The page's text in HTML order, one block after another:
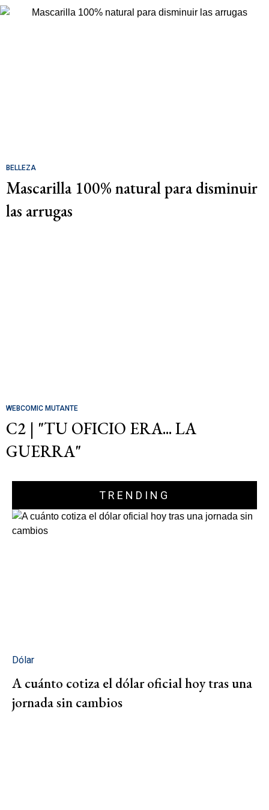
BELLEZA
Mascarilla 100% natural para disminuir
las arrugas
WEBCOMIC MUTANTE
C2 | "TU OFICIO ERA... LA
GUERRA"
TRENDING
Dólar
A cuánto cotiza el dólar oficial hoy tras una
jornada sin cambios